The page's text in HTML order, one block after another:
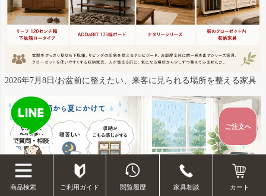
2026年7月8日/お盆前に整えたい、来客に見られる場所を整える家具
商品検索 ご利用ガイド 閲覧履歴 家具相談 カート
ご注文へ